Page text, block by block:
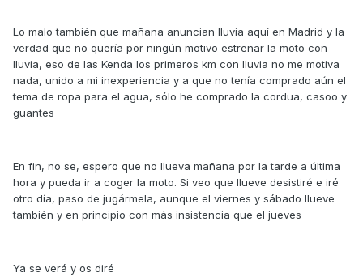
Lo malo también que mañana anuncian lluvia aquí en Madrid y la
verdad que no quería por ningún motivo estrenar la moto con
lluvia, eso de las Kenda los primeros km con lluvia no me motiva
nada, unido a mi inexperiencia y a que no tenía comprado aún el
tema de ropa para el agua, sólo he comprado la cordua, casoo y
guantes
En fin, no se, espero que no llueva mañana por la tarde a última
hora y pueda ir a coger la moto. Si veo que llueve desistiré e iré
otro día, paso de jugármela, aunque el viernes y sábado llueve
también y en principio con más insistencia que el jueves
Ya se verá y os diré